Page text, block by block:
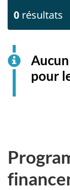
0 résultats
pour